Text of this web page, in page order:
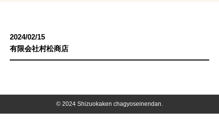
お知らせ
2024/02/15
有限会社村松商店
© 2024 Shizuokaken chagyoseinendan.